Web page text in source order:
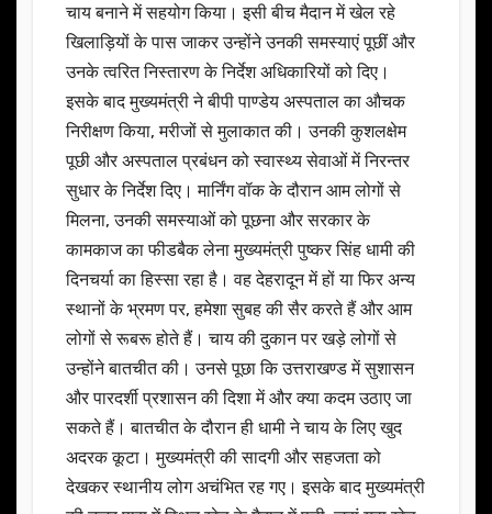
चाय बनाने में सहयोग किया। इसी बीच मैदान में खेल रहे
खिलाड़ियों के पास जाकर उन्होंने उनकी समस्याएं पूछीं और
उनके त्वरित निस्तारण के निर्देश अधिकारियों को दिए।
इसके बाद मुख्यमंत्री ने बीपी पाण्डेय अस्पताल का औचक
निरीक्षण किया, मरीजों से मुलाकात की। उनकी कुशलक्षेम
पूछी और अस्पताल प्रबंधन को स्वास्थ्य सेवाओं में निरन्तर
सुधार के निर्देश दिए। मार्निंग वॉक के दौरान आम लोगों से
मिलना, उनकी समस्याओं को पूछना और सरकार के
कामकाज का फीडबैक लेना मुख्यमंत्री पुष्कर सिंह धामी की
दिनचर्या का हिस्सा रहा है। वह देहरादून में हों या फिर अन्य
स्थानों के भ्रमण पर, हमेशा सुबह की सैर करते हैं और आम
लोगों से रूबरू होते हैं। चाय की दुकान पर खड़े लोगों से
उन्होंने बातचीत की। उनसे पूछा कि उत्तराखण्ड में सुशासन
और पारदर्शी प्रशासन की दिशा में और क्या कदम उठाए जा
सकते हैं। बातचीत के दौरान ही धामी ने चाय के लिए खुद
अदरक कूटा। मुख्यमंत्री की सादगी और सहजता को
देखकर स्थानीय लोग अचंभित रह गए। इसके बाद मुख्यमंत्री